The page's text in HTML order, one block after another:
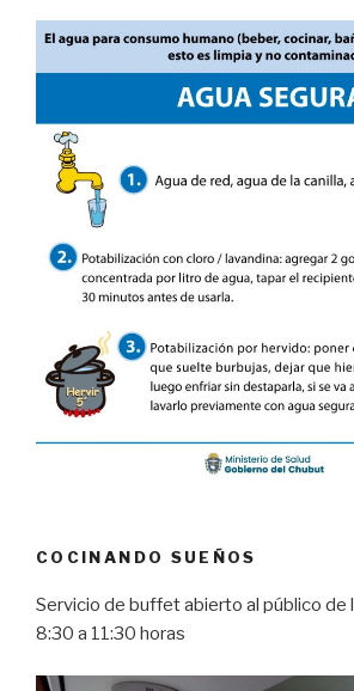
COCINANDO SUEÑOS
Servicio de buffet abierto al público de
8:30 a 11:30 horas